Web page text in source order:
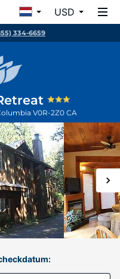
USD
334-6659
V0R-2Z0 CA